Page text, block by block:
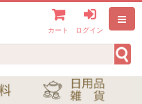
カート ログイン